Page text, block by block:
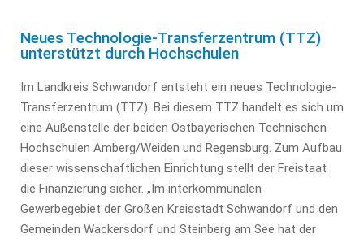
Neues Technologie-Transferzentrum (TTZ)
unterstützt durch Hochschulen
Im Landkreis Schwandorf entsteht ein neues Technologie-
Transferzentrum (TTZ). Bei diesem TTZ handelt es sich um
eine Außenstelle der beiden Ostbayerischen Technischen
Hochschulen Amberg/Weiden und Regensburg. Zum Aufbau
dieser wissenschaftlichen Einrichtung stellt der Freistaat
die Finanzierung sicher. „Im interkommunalen
Gewerbegebiet der Großen Kreisstadt Schwandorf und den
Gemeinden Wackersdorf und Steinberg am See hat der